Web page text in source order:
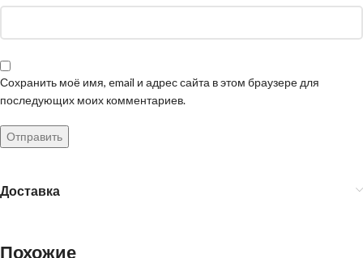
Сохранить моё имя, email и адрес сайта в этом браузере для
последующих моих комментариев.
Доставка
Похожие